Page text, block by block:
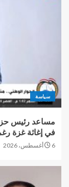
سياسة
مساعد رئيس
في إغاثة غزة
6 أغسطس، 2026